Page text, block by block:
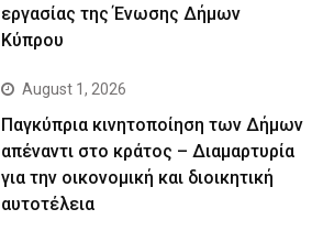
εργασίας της Ένωσης Δήμων
Κύπρου
August 1, 2026
Παγκύπρια κινητοποίηση των Δήμων
απέναντι στο κράτος – Διαμαρτυρία
για την οικονομική και διοικητική
αυτοτέλεια